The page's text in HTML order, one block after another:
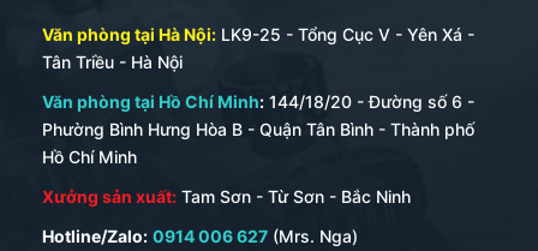
Văn phòng tại Hà Nội: LK9-25 - Tổng Cục V - Yên Xá -
Tân Triều - Hà Nội
Văn phòng tại Hồ Chí Minh: 144/18/20 - Đường số 6 -
Phường Bình Hưng Hòa B - Quận Tân Bình - Thành phố
Hồ Chí Minh
Xưởng sản xuất: Tam Sơn - Từ Sơn - Bắc Ninh
Hotline/Zalo: 0914 006 627 (Mrs. Nga)